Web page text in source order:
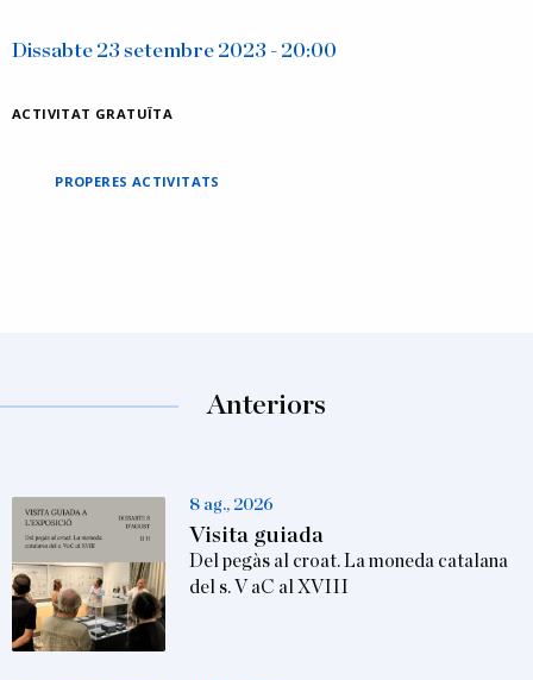
Dissabte 23 setembre 2023 - 20:00
ACTIVITAT GRATUÏTA
PROPERES ACTIVITATS
Anteriors
8 ag., 2026
Visita guiada
Del pegàs al croat. La moneda catalana
del s. V aC al XVIII